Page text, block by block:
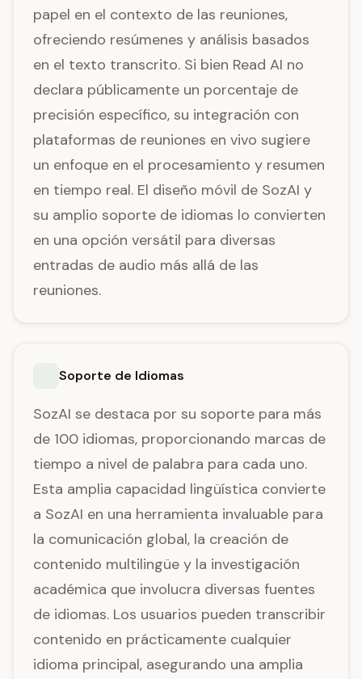
papel en el contexto de las reuniones,
ofreciendo resúmenes y análisis basados
en el texto transcrito. Si bien Read AI no
declara públicamente un porcentaje de
precisión específico, su integración con
plataformas de reuniones en vivo sugiere
un enfoque en el procesamiento y resumen
en tiempo real. El diseño móvil de SozAI y
su amplio soporte de idiomas lo convierten
en una opción versátil para diversas
entradas de audio más allá de las
reuniones.
Soporte de Idiomas
SozAI se destaca por su soporte para más
de 100 idiomas, proporcionando marcas de
tiempo a nivel de palabra para cada uno.
Esta amplia capacidad lingüística convierte
a SozAI en una herramienta invaluable para
la comunicación global, la creación de
contenido multilingüe y la investigación
académica que involucra diversas fuentes
de idiomas. Los usuarios pueden transcribir
contenido en prácticamente cualquier
idioma principal, asegurando una amplia